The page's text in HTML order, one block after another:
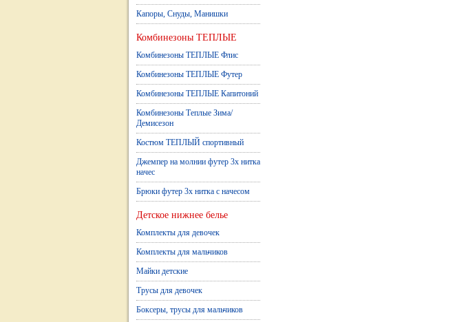
Капоры, Снуды, Манишки
Комбинезоны ТЕПЛЫЕ
Комбинезоны ТЕПЛЫЕ Флис
Комбинезоны ТЕПЛЫЕ Футер
Комбинезоны ТЕПЛЫЕ Капитоний
Комбинезоны Теплые Зима/
Демисезон
Костюм ТЕПЛЫЙ спортивный
Джемпер на молнии футер 3х нитка
начес
Брюки футер 3х нитка с начесом
Детское нижнее белье
Комплекты для девочек
Комплекты для мальчиков
Майки детские
Трусы для девочек
Боксеры, трусы для мальчиков